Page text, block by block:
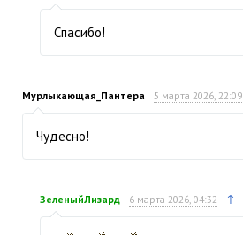
Спасибо!
Мурлыкающая_Пантера 5 марта 2026, 22:09
Чудесно!
ЗеленыйЛизард 6 марта 2026, 04:32 ↑